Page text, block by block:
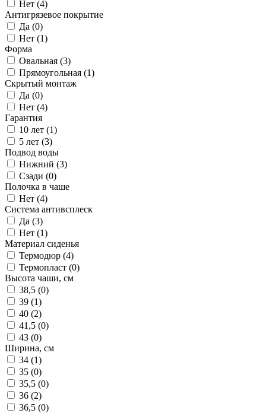
Нет (4)
Антигрязевое покрытие
Да (0)
Нет (1)
Форма
Овальная (3)
Прямоугольная (1)
Скрытый монтаж
Да (0)
Нет (4)
Гарантия
10 лет (1)
5 лет (3)
Подвод воды
Нижний (3)
Сзади (0)
Полочка в чаше
Нет (4)
Система антивсплеск
Да (3)
Нет (1)
Материал сиденья
Термодюр (4)
Термопласт (0)
Высота чаши, см
38,5 (0)
39 (1)
40 (2)
41,5 (0)
43 (0)
Ширина, см
34 (1)
35 (0)
35,5 (0)
36 (2)
36,5 (0)